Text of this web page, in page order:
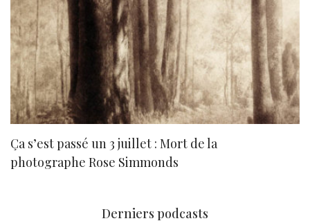
Ça s’est passé un 3 juillet : Mort de la
photographe Rose Simmonds
Derniers podcasts